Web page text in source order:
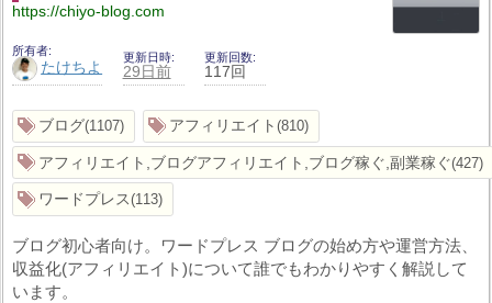
https://chiyo-blog.com
所有者
たけちよ
更新日時
29日前
更新回数
117回
ブログ 1107 アフィリエイト 810
アフィリエイト,ブログアフィリエイト,ブログ稼ぐ,副業稼ぐ 427
ワードプレス 113
ブログ初心者向け。ワードプレス ブログの始め方や運営方法、
収益化(アフィリエイト)について誰でもわかりやすく解説して
います。